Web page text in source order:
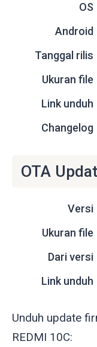
OS
Android
Tanggal rilis
Ukuran file
Link unduh
Changelog
OTA
Versi
Ukuran file
Dari versi
Link unduh
Unduh update
REDMI 10C: